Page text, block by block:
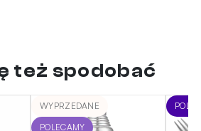
też spodobać
WYPRZEDANE
POLECAMY